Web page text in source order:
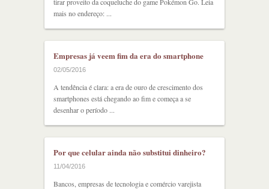
mais no endereço: ...
Empresas já veem fim da era do smartphone
02/05/2016
A tendência é clara: a era de ouro de crescimento dos
smartphones está chegando ao fim e começa a se
desenhar o período ...
Por que celular ainda não substitui dinheiro?
11/04/2016
Bancos, empresas de tecnologia e comércio varejista